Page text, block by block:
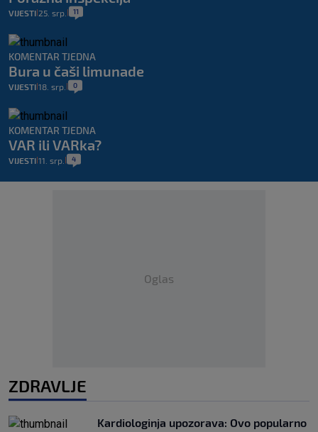
VIJESTI 25. srp. 11
KOMENTAR TJEDNA
Bura u čaši limunade
VIJESTI 18. srp. 0
KOMENTAR TJEDNA
VAR ili VARka?
VIJESTI 11. srp. 4
Oglas
ZDRAVLJE
Kardiologinja upozorava: Ovo popularno